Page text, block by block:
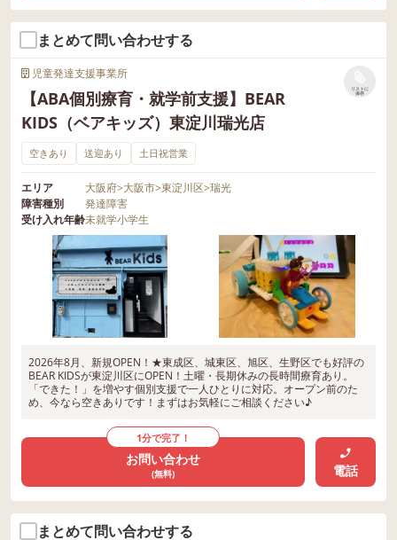
まとめて問い合わせする
児童発達支援事業所
【ABA個別療育・就学前支援】BEAR
KIDS（ベアキッズ）東淀川瑞光店
リストに
保存
空きあり 送迎あり 土日祝営業
エリア 大阪府>大阪市>東淀川区>瑞光
障害種別
発達障害
受け入れ年齢未就学小学生
2026年8月、新規OPEN！★東成区、城東区、旭区、生野区でも好評の
BEAR KIDSが東淀川区にOPEN！土曜・長期休みの長時間療育あり。
「できた！」を増やす個別支援で一人ひとりに対応。オープン前のた
め、今なら空きありです！まずはお気軽にご相談ください♪
1分で完了！
お問い合わせ
(無料) 電話
まとめて問い合わせする